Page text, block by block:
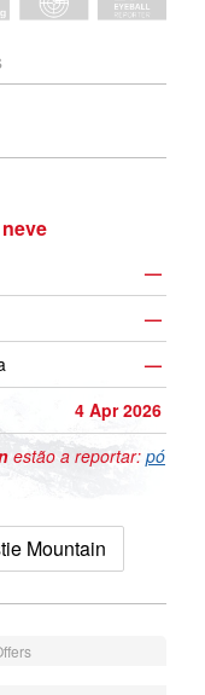
—
—
—
4 Apr 2026
estão a reportar: pó
Mountain